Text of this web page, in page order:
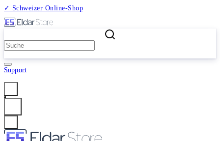
✓ Schweizer Online-Shop
Support